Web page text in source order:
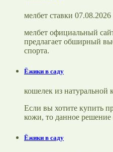
мелбет ставки 07.08.2026
мелбет официальный
предлагает обширный
спорта.
Ёжики в саду
кошелек из натуральной
Если вы хотите купить
кожи, то данное
Ёжики в саду